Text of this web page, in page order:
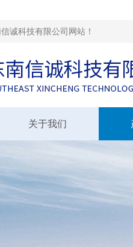
诚科技有限公司网站！
关于我们